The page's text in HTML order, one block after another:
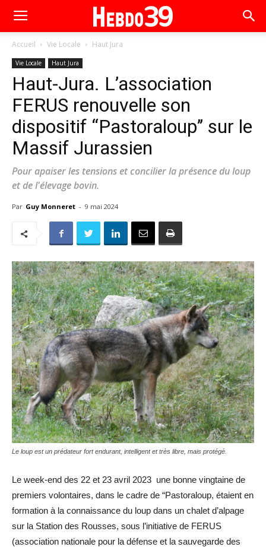
Accueil Vie Locale Haut Jura
Vie Locale Haut Jura
Haut-Jura. L’association
FERUS renouvelle son
dispositif “Pastoraloup’’ sur le
Massif Jurassien
Pour apaiser les tensions et concilier la présence du loup
et de l'élevage bovin.
Par Guy Monneret - 9 mai 2024
Le loup est un prédateur fort endurant, intelligent et très libre, mais protégé.
Le week-end des 22 et 23 avril 2023 une bonne vingtaine de
premiers volontaires, dans le cadre de “Pastoraloup, étaient en
formation à la connaissance du loup dans un chalet d’alpage
sur la Station des Rousses, sous l’initiative de FERUS
(association nationale pour la défense et la sauvegarde des